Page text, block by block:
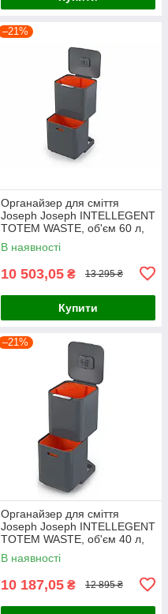
–21%
Органайзер для сміття
Joseph Joseph INTELLEGENT
TOTEM WASTE, об'єм 60 л,
35x38x81 см, темно-сірий
(30062)
В наявності
10 503,05 ₴ 13 295 ₴
Купити
–21%
Органайзер для сміття
Joseph Joseph INTELLEGENT
TOTEM WASTE, об'єм 40 л,
35x28x73 см, темно-сірий
(30065)
В наявності
10 187,05 ₴ 12 895 ₴